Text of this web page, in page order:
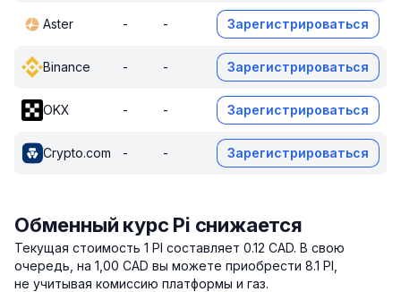
Aster - - Зарегистрироваться
Binance - - Зарегистрироваться
OKX - - Зарегистрироваться
Crypto.com - - Зарегистрироваться
Обменный курс Pi снижается
Текущая стоимость 1 PI составляет 0.12 CAD. В свою
очередь, на 1,00 CAD вы можете приобрести 8.1 PI,
не учитывая комиссию платформы и газ.